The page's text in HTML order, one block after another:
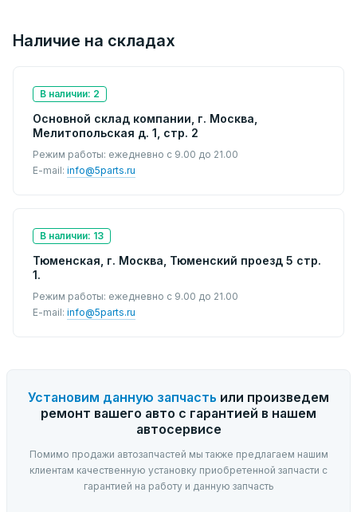
Наличие на складах
В наличии: 2
Основной склад компании, г. Москва,
Мелитопольская д. 1, стр. 2
Режим работы: ежедневно с 9.00 до 21.00
E-mail: info@5parts.ru
В наличии: 13
Тюменская, г. Москва, Тюменский проезд 5 стр.
1.
Режим работы: ежедневно с 9.00 до 21.00
E-mail: info@5parts.ru
Установим данную запчасть или произведем
ремонт вашего авто с гарантией в нашем
автосервисе
Помимо продажи автозапчастей мы также предлагаем нашим
клиентам качественную установку приобретенной запчасти с
гарантией на работу и данную запчасть